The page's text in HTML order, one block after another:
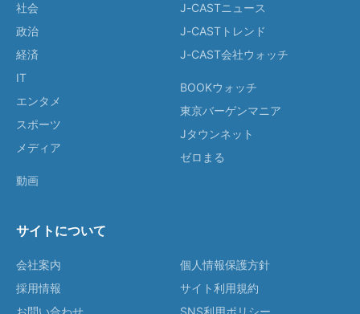
社会
政治
経済
IT
エンタメ
スポーツ
メディア
動画
J-CASTニュース
J-CASTトレンド
J-CAST会社ウォッチ
BOOKウォッチ
東京バーゲンマニア
Jタウンネット
ゼロまる
サイトについて
会社案内
採用情報
お問い合わせ
個人情報保護方針
サイト利用規約
SNS利用ポリシー